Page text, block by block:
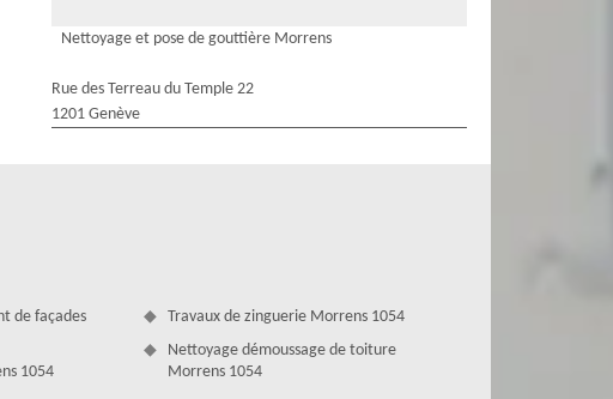
Nettoyage et pose de gouttière Morrens
Rue des Terreau du Temple 22
1201 Genève
de façades
1054
Travaux de zinguerie Morrens 1054
Nettoyage démoussage de toiture
Morrens 1054